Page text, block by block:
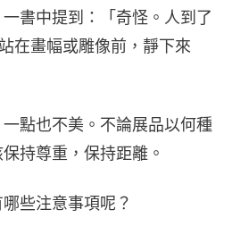
書中提到：「奇怪。人到了
在畫幅或雕像前，靜下來
點也不美。不論展品以何種
持尊重，保持距離。‍‍‍‍
些注意事項呢？